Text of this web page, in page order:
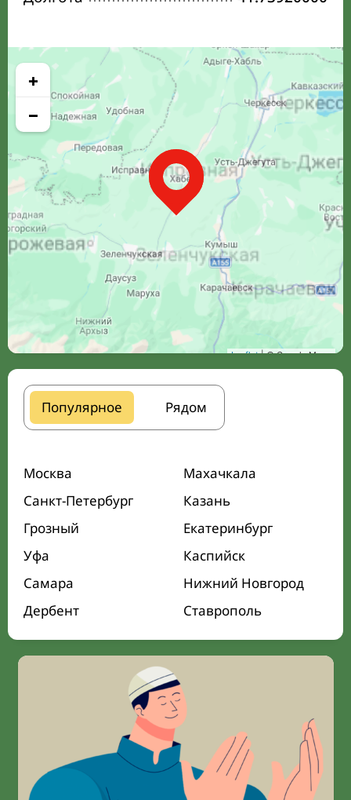
+
−
Leaflet| © Google Maps
Популярное Рядом
Москва
Махачкала
Санкт-Петербург
Казань
Грозный
Екатеринбург
Уфа
Каспийск
Самара
Нижний Новгород
Дербент
Ставрополь